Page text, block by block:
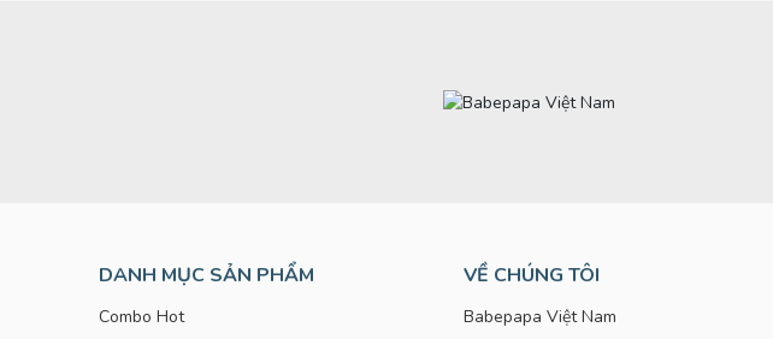
DANH MỤC SẢN PHẨM
Combo Hot
VỀ CHÚNG TÔI
Babepapa Việt Nam